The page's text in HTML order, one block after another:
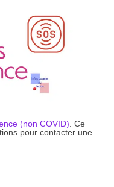
(non COVID). Ce
pour contacter une